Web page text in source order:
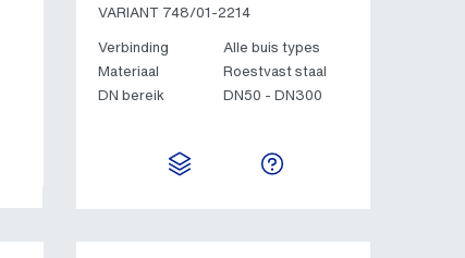
VARIANT 748/01-2214
Verbinding
Alle buis types
Materiaal
Roestvast staal
DN bereik
DN50 - DN300